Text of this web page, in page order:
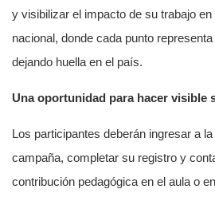
y visibilizar el impacto de su trabajo
nacional, donde cada punto
dejando huella en el país.
Una oportunidad para hacer visible
Los participantes deberán ingresar a
campaña, completar su registro y
contribución pedagógica en el aula o